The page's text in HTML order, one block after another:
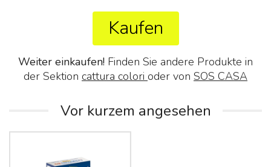
Kaufen
Weiter einkaufen! Finden Sie andere Produkte in
der Sektion cattura colori oder von SOS CASA
Vor kurzem angesehen